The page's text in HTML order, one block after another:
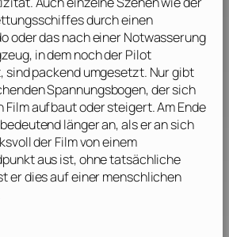
durch einen
oder das nach einer Notwasserung
in dem noch der Pilot
sind packend umgesetzt. Nur gibt
Spannungsbogen, der sich
Film aufbaut oder steigert. Am Ende
bedeutend länger an, als er an sich
der Film von einem
aus ist, ohne tatsächliche
er dies auf einer menschlichen